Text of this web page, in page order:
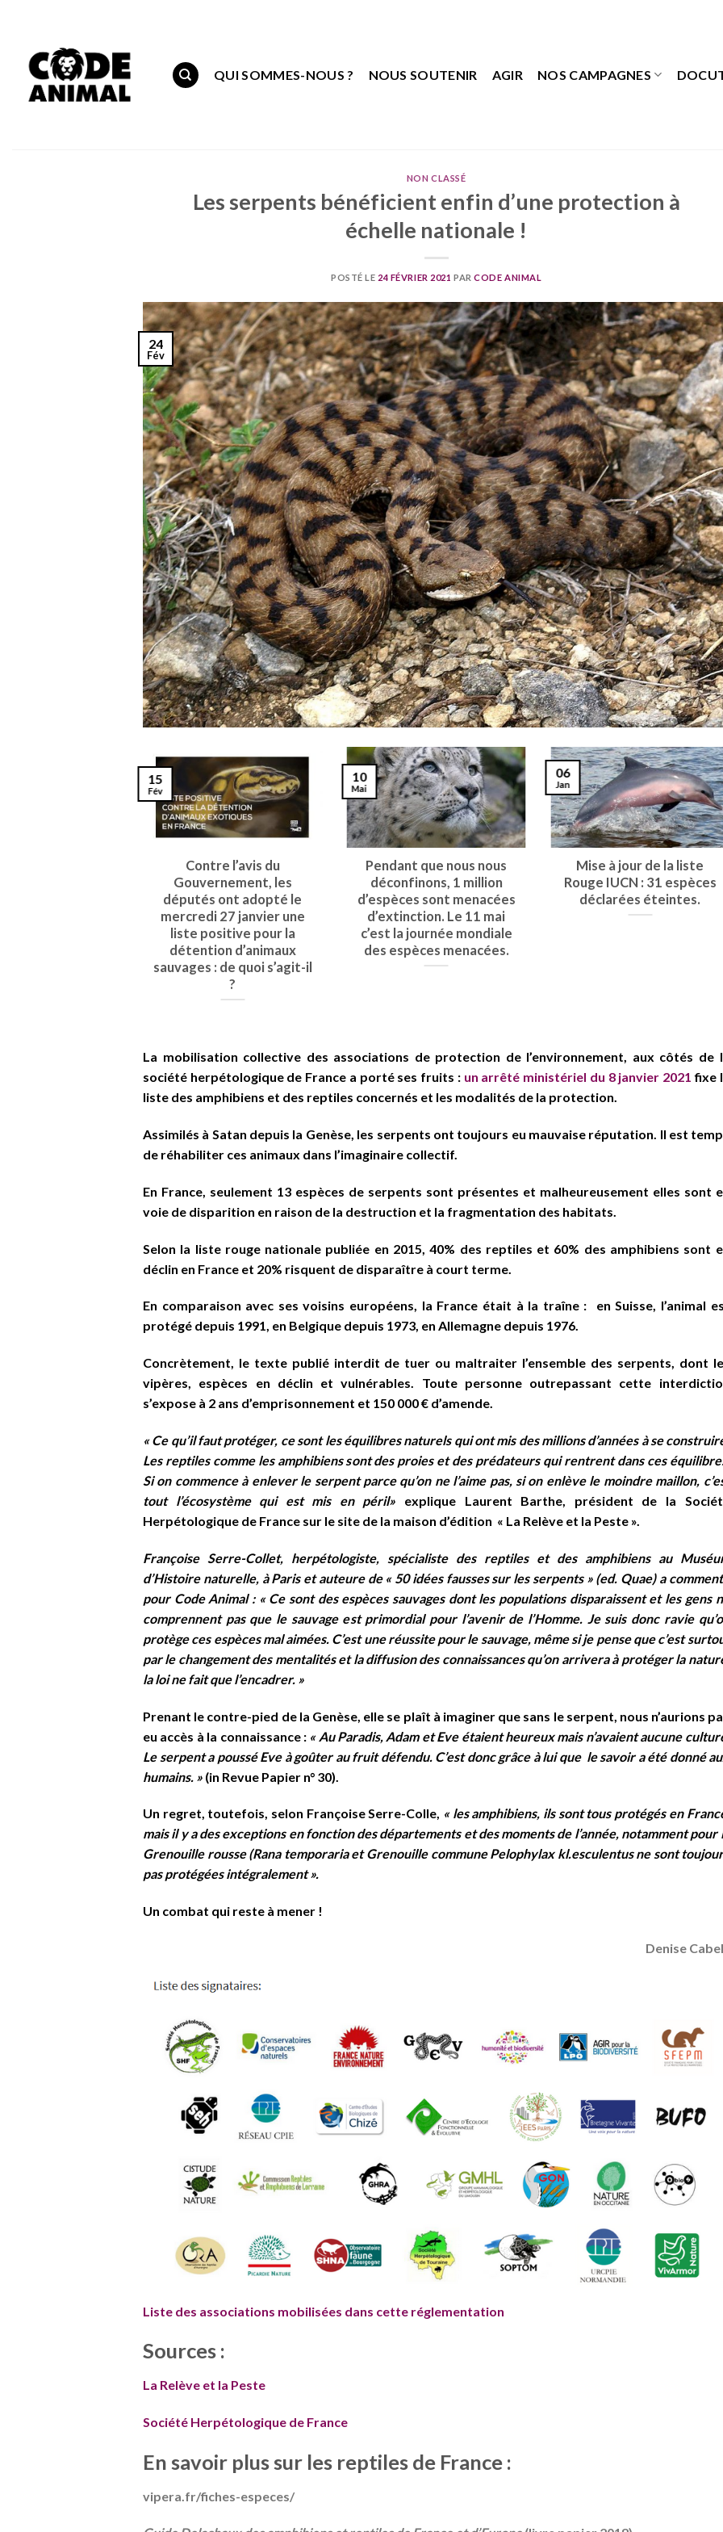
content
QUI SOMMES-NOUS ?
NOUS SOUTENIR AGIR NOS CAMPAGNES
NON CLASSÉ
Les serpents bénéficient enfin d’une protection à
échelle nationale !
POSTÉ LE 24 FÉVRIER 2021 PARCODE ANIMAL
24
Fév
Contre l’avis du
Gouvernement, les
députés ont adopté le
mercredi 27 janvier une
liste positive pour la
détention d’animaux
sauvages : de quoi s’agit-il
?
15
Fév
Pendant que nous nous
déconfinons, 1 million
d’espèces sont menacées
d’extinction. Le 11 mai
c’est la journée mondiale
des espèces menacées.
10
Mai
Mise à jour de la liste
Rouge IUCN : 31 espèces
déclarées éteintes.
06
Jan
La mobilisation collective des associations de protection de l’environnement, aux côtés de
société herpétologique de France a porté ses fruits : un arrêté ministériel du 8 janvier 2021 fixe
liste des amphibiens et des reptiles concernés et les modalités de la protection.
Assimilés à Satan depuis la Genèse, les serpents ont toujours eu mauvaise réputation. Il est
de réhabiliter ces animaux dans l’imaginaire collectif.
En France, seulement 13 espèces de serpents sont présentes et malheureusement elles sont
voie de disparition en raison de la destruction et la fragmentation des habitats.
Selon la liste rouge nationale publiée en 2015, 40% des reptiles et 60% des amphibiens sont
déclin en France et 20% risquent de disparaître à court terme.
En comparaison avec ses voisins européens, la France était à la traîne : en Suisse, l’animal
protégé depuis 1991, en Belgique depuis 1973, en Allemagne depuis 1976.
Concrètement, le texte publié interdit de tuer ou maltraiter l’ensemble des serpents, dont
vipères, espèces en déclin et vulnérables. Toute personne outrepassant cette
s’expose à 2 ans d’emprisonnement et 150 000 € d’amende.
« Ce qu’il faut protéger, ce sont les équilibres naturels qui ont mis des millions d’années à se
Les reptiles comme les amphibiens sont des proies et des prédateurs qui rentrent dans ces
Si on commence à enlever le serpent parce qu’on ne l’aime pas, si on enlève le moindre maillon,
tout l’écosystème qui est mis en péril» explique Laurent Barthe, président de la
Herpétologique de France sur le site de la maison d’édition « La Relève et la Peste ».
Françoise Serre-Collet, herpétologiste, spécialiste des reptiles et des amphibiens au
d’Histoire naturelle, à Paris et auteure de « 50 idées fausses sur les serpents » (ed. Quae) a
pour Code Animal :« Ce sont des espèces sauvages dont les populations disparaissent et les gens
comprennent pas que le sauvage est primordial pour l’avenir de l’Homme. Je suis donc ravie
protège ces espèces mal aimées. C’est une réussite pour le sauvage, même si je pense que c’est
par le changement des mentalités et la diffusion des connaissances qu’on arrivera à protéger la
la loi ne fait que l’encadrer. »
Prenant le contre-pied de la Genèse, elle se plaît à imaginer que sans le serpent, nous n’aurions
eu accès à la connaissance :« Au Paradis, Adam et Eve étaient heureux mais n’avaient aucune
Le serpent a poussé Eve à goûter au fruit défendu. C’est donc grâce à lui que le savoir a été donné
humains. » (in Revue Papier n° 30).
Un regret, toutefois, selon Françoise Serre-Colle, « les amphibiens, ils sont tous protégés en
mais il y a des exceptions en fonction des départements et des moments de l’année, notamment pour
Grenouille rousse (Rana temporaria et Grenouille commune Pelophylax kl.esculentus ne sont
pas protégées intégralement ».
Un combat qui reste à mener !
Denise
Liste des associations mobilisées dans cette réglementation
Sources :
La Relève et la Peste
Société Herpétologique de France
En savoir plus sur les reptiles de France :
vipera.fr/fiches-especes/